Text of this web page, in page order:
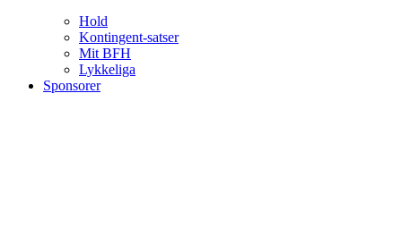
Hold
Kontingent-satser
Mit BFH
Lykkeliga
Sponsorer